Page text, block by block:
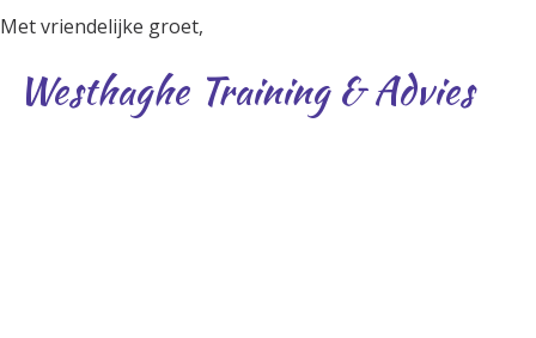
Met vriendelijke groet,
Westhaghe Training & Advies